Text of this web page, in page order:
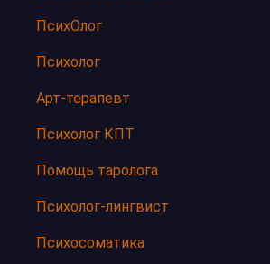
ПсихОлог
Психолог
Арт-терапевт
Психолог КПТ
Помощь таролога
Психолог-лингвист
Психосоматика